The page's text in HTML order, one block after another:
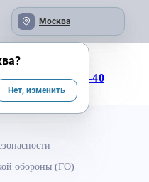
Москва
8 800 333-25-40
обороны (ГО)
?
Нет, изменить